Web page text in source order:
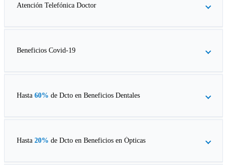
Atención Telefónica Doctor
Beneficios Covid-19
Hasta 60% de Dcto en Beneficios Dentales
Hasta 20% de Dcto en Beneficios en Ópticas